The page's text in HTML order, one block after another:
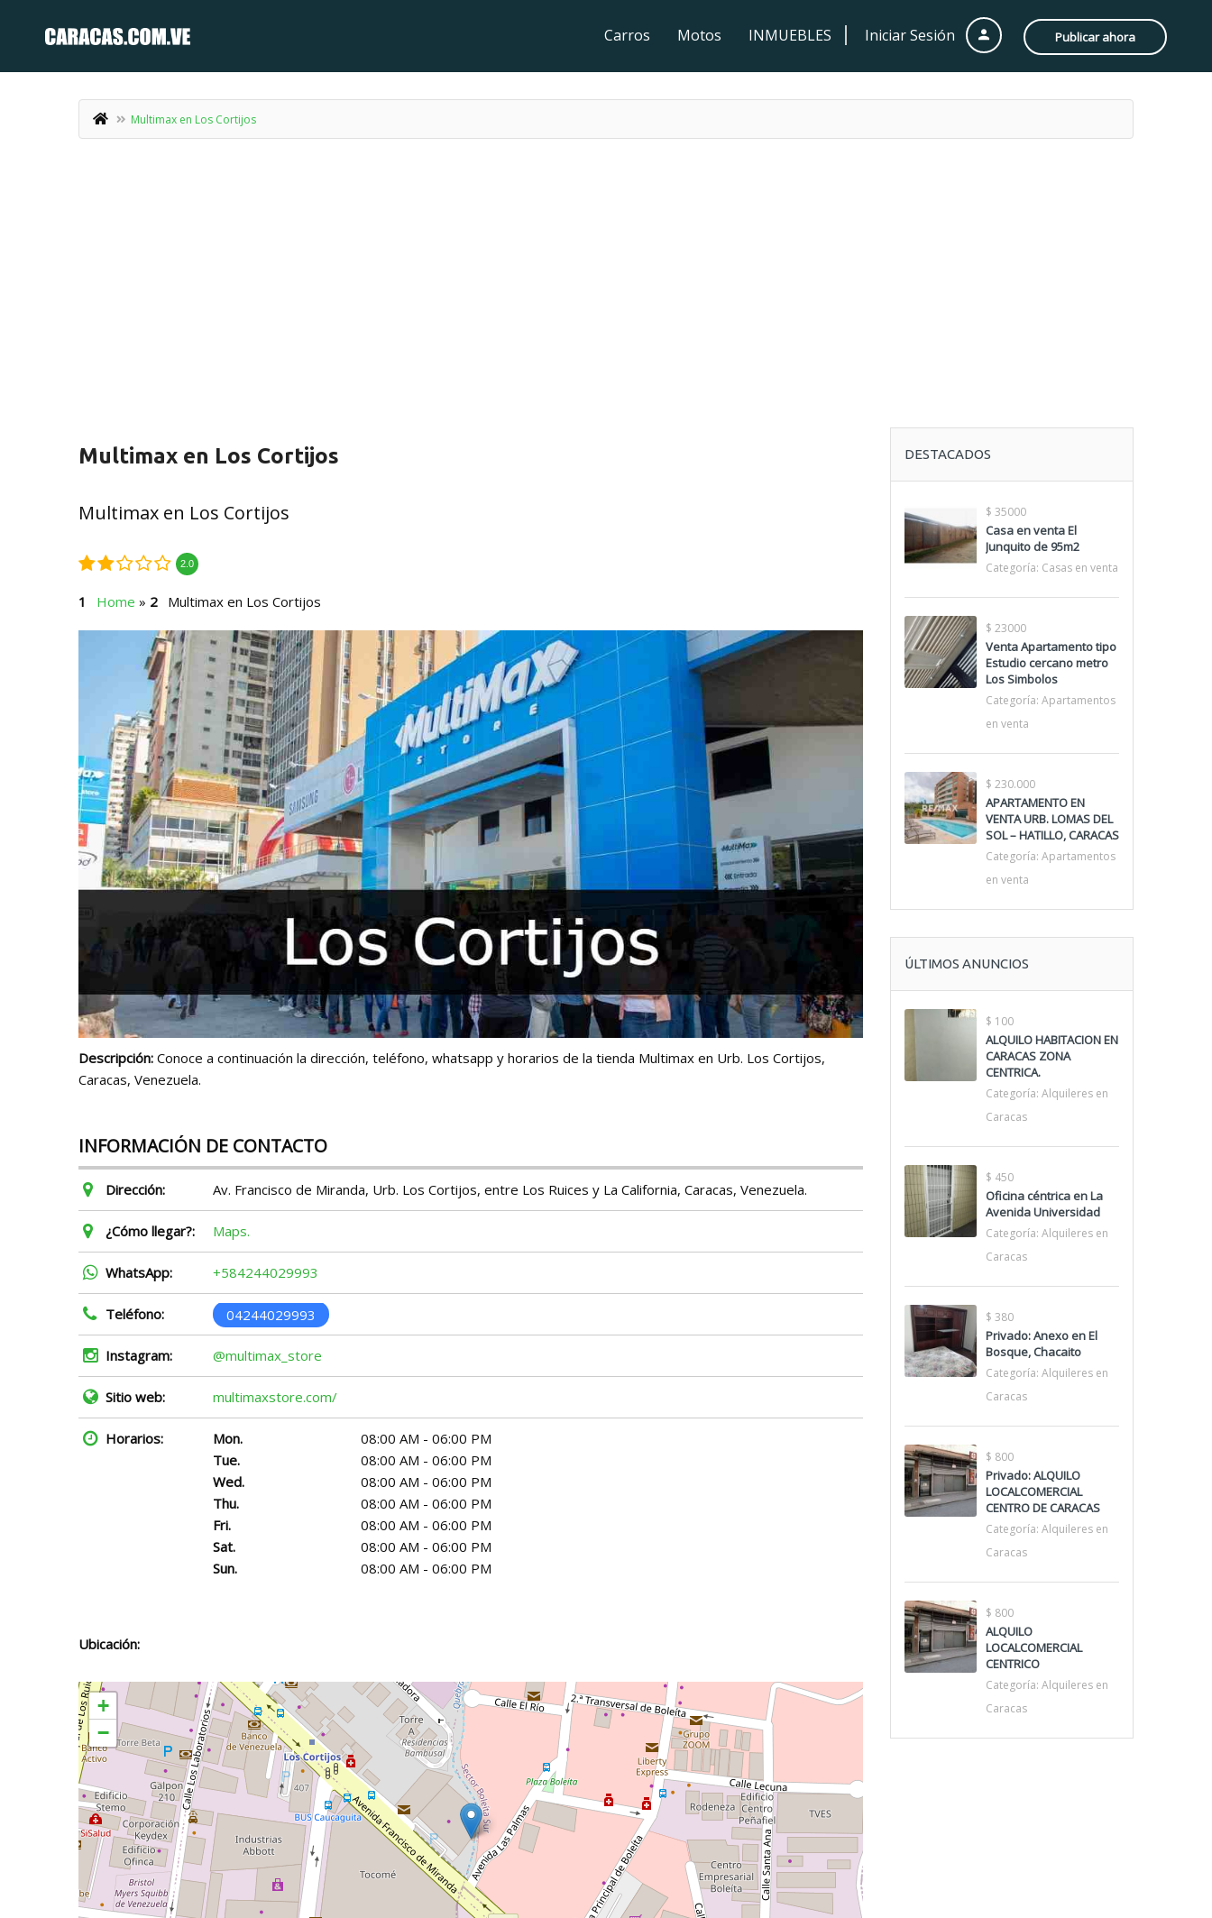
Iniciar Sesión Publicar ahora
Carros Motos INMUEBLES
Multimax en Los Cortijos
Multimax en Los Cortijos
Multimax en Los Cortijos
2.0
Home » Multimax en Los Cortijos
Descripción: Conoce a continuación la dirección, teléfono, whatsapp y horarios de la tienda Multimax en Urb. Los Cortijos,
Caracas, Venezuela.
INFORMACIÓN DE CONTACTO
Dirección: Av. Francisco de Miranda, Urb. Los Cortijos, entre Los Ruices y La California, Caracas, Venezuela.
¿Cómo llegar?: Maps.
WhatsApp: +584244029993
Teléfono: 04244029993
Instagram: @multimax_store
Sitio web: multimaxstore.com/
Horarios: Mon.
08:00 AM - 06:00 PM
Tue.
08:00 AM - 06:00 PM
Wed.
08:00 AM - 06:00 PM
Thu.
08:00 AM - 06:00 PM
Fri.
08:00 AM - 06:00 PM
Sat.
08:00 AM - 06:00 PM
Sun.
08:00 AM - 06:00 PM
Ubicación:
+
−
DESTACADOS
$ 35000
Casa en venta El
Junquito de 95m2
Categoría: Casas en venta
$ 23000
Venta Apartamento tipo
Estudio cercano metro
Los Simbolos
Categoría: Apartamentos
en venta
$ 230.000
APARTAMENTO EN
VENTA URB. LOMAS DEL
SOL – HATILLO, CARACAS
Categoría: Apartamentos
en venta
ÚLTIMOS ANUNCIOS
$ 100
ALQUILO HABITACION EN
CARACAS ZONA
CENTRICA.
Categoría: Alquileres en
Caracas
$ 450
Oficina céntrica en La
Avenida Universidad
Categoría: Alquileres en
Caracas
$ 380
Privado: Anexo en El
Bosque, Chacaito
Categoría: Alquileres en
Caracas
$ 800
Privado: ALQUILO
LOCALCOMERCIAL
CENTRO DE CARACAS
Categoría: Alquileres en
Caracas
$ 800
ALQUILO
LOCALCOMERCIAL
CENTRICO
Categoría: Alquileres en
Caracas